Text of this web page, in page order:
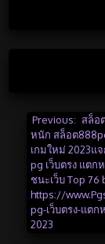
แนะแนว
เรื่อง
Previous: สล็อ
หนัก สล็อต
เกมใหม่ 2023แ
pg เว็บตรง แตก
ชนะเว็บ Top 76
https://
pg-เว็บตรง-แตก
2023